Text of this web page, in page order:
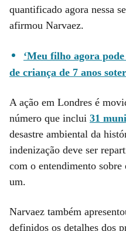
quantificado agora nessa
afirmou Narvaez.
‘Meu filho agora
de criança de 7 anos
A ação em Londres é
número que inclui 31
desastre ambiental da
indenização deve ser
com o entendimento sobre
um.
Narvaez também
definidos os detalhes dos